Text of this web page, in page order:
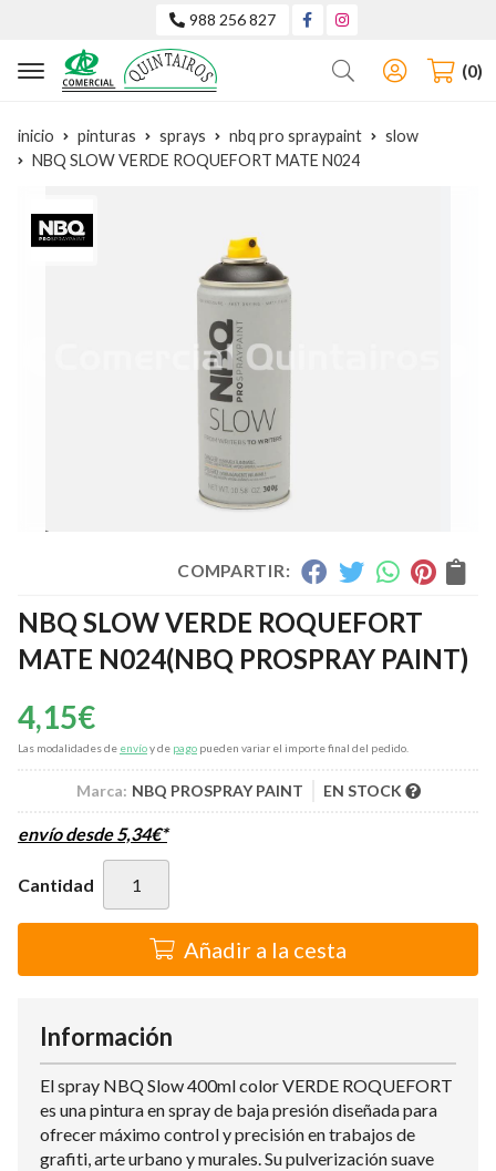
988 256 827
Buscar 0
inicio pinturas sprays nbq pro spraypaint
slow
NBQ SLOW VERDE ROQUEFORT MATE N024
COMPARTIR:
NBQ SLOW VERDE ROQUEFORT
MATE N024(NBQ PROSPRAY PAINT)
4,15€
Las modalidades de envíoy de pago pueden variar el importe final del pedido.
Marca: NBQ PROSPRAY PAINT EN STOCK
envío desde5,34€*
Cantidad
Añadir a la cesta
Información
El spray NBQ Slow 400ml color VERDE ROQUEFORT
es una pintura en spray de baja presión diseñada para
ofrecer máximo control y precisión en trabajos de
grafiti, arte urbano y murales. Su pulverización suave